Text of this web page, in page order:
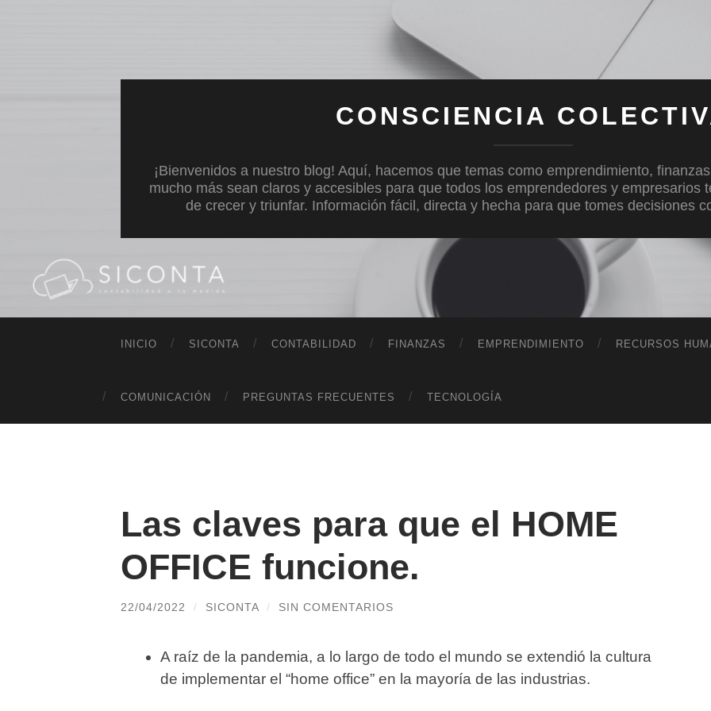
CONSCIENCIA
¡Bienvenidos a nuestro blog! Aquí, hacemos que temas como emprendimiento,
mucho más sean claros y accesibles para que todos los emprendedores y empresarios
de crecer y triunfar. Información fácil, directa y hecha para que tomes decisiones
INICIO SICONTA CONTABILIDAD FINANZAS EMPRENDIMIENTO RECURSOS
COMUNICACIÓN PREGUNTAS FRECUENTES TECNOLOGÍA
Las claves para que el HOME
OFFICE funcione.
22/04/2022 / SICONTA / SIN COMENTARIOS
A raíz de la pandemia, a lo largo de todo el mundo se extendió la cultura
de implementar el “home office” en la mayoría de las industrias.